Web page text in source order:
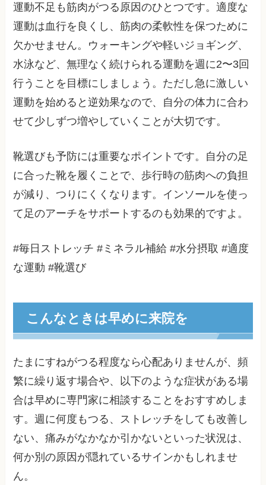
運動不足も筋肉がつる原因のひとつです。適度な
運動は血行を良くし、筋肉の柔軟性を保つために
欠かせません。ウォーキングや軽いジョギング、
水泳など、無理なく続けられる運動を週に2〜3回
行うことを目標にしましょう。ただし急に激しい
運動を始めると逆効果なので、自分の体力に合わ
せて少しずつ増やしていくことが大切です。
靴選びも予防には重要なポイントです。自分の足
に合った靴を履くことで、歩行時の筋肉への負担
が減り、つりにくくなります。インソールを使っ
て足のアーチをサポートするのも効果的ですよ。
#毎日ストレッチ #ミネラル補給 #水分摂取 #適度
な運動 #靴選び
こんなときは早めに来院を
たまにすねがつる程度なら心配ありませんが、頻
繁に繰り返す場合や、以下のような症状がある場
合は早めに専門家に相談することをおすすめしま
す。週に何度もつる、ストレッチをしても改善し
ない、痛みがなかなか引かないといった状況は、
何か別の原因が隠れているサインかもしれませ
ん。